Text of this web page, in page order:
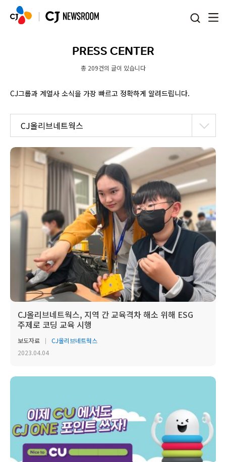
PRESS CENTER
총 209건의 글이 있습니다
CJ그룹과 계열사 소식을 가장 빠르고 정확하게 알려드립니다.
CJ올리브네트웍스
CJ올리브네트웍스, 지역 간 교육격차 해소 위해 ESG
주제로 코딩 교육 시행
보도자료
CJ올리브네트웍스
2023.04.04